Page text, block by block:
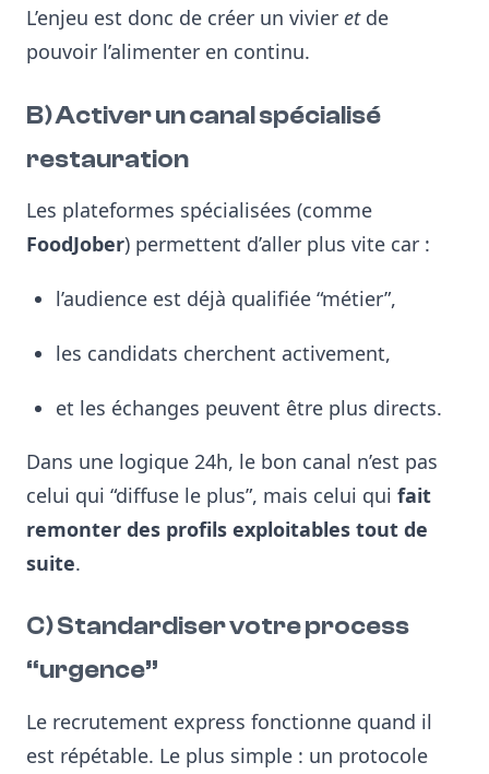
L’enjeu est donc de créer un vivier etde
pouvoir l’alimenter en continu.
B) Activer un canal spécialisé
restauration
Les plateformes spécialisées (comme
FoodJober) permettent d’aller plus vite car :
l’audience est déjà qualifiée “métier”,
les candidats cherchent activement,
et les échanges peuvent être plus directs.
Dans une logique 24h, le bon canal n’est pas
celui qui “diffuse le plus”, mais celui qui fait
remonter des profils exploitables tout de
suite.
C) Standardiser votre process
“urgence”
Le recrutement express fonctionne quand il
est répétable. Le plus simple : un protocole